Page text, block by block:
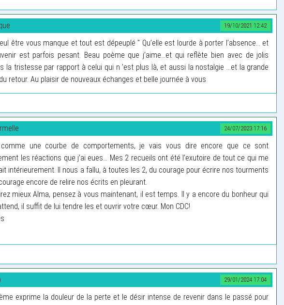
19/10/2021 12:42
être vous manque et tout est dépeuplé " Qu’elle est lourde à porter l’absence… et
est parfois pesant. Beau poème que j’aime...et qui reflète bien avec de jolis
la tristesse par rapport à celui qui n ’est plus là, et aussi la nostalgie …et la grande
retour. Au plaisir de nouveaux échanges et belle journée à vous
24/07/2023 17:16
comme une courbe de comportements, je vais vous dire encore que ce sont
les réactions que j’ai eues... Mes 2 recueils ont été l’exutoire de tout ce qui me
intérieurement. Il nous a fallu, à toutes les 2, du courage pour écrire nos tourments
encore de relire nos écrits en pleurant.
mieux Alma, pensez à vous maintenant, il est temps. Il y a encore du bonheur qui
il suffit de lui tendre les et ouvrir votre cœur. Mon CDC!
29/01/2024 17:04
exprime la douleur de la perte et le désir intense de revenir dans le passé pour